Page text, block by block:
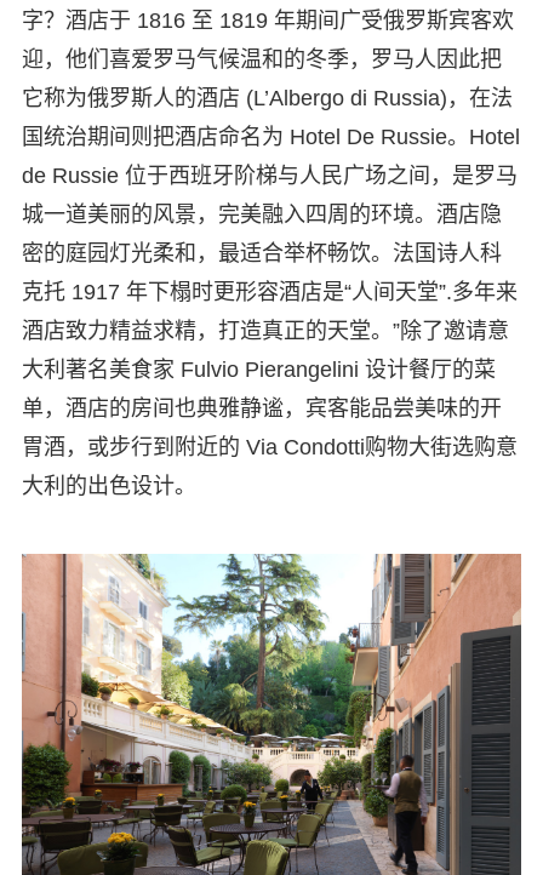
字？酒店于 1816 至 1819 年期间广受俄罗斯宾客欢
迎，他们喜爱罗马气候温和的冬季，罗马人因此把
它称为俄罗斯人的酒店 (L’Albergo di Russia)，在法
国统治期间则把酒店命名为 Hotel De Russie。Hotel
de Russie 位于西班牙阶梯与人民广场之间，是罗马
城一道美丽的风景，完美融入四周的环境。酒店隐
密的庭园灯光柔和，最适合举杯畅饮。法国诗人科
克托 1917 年下榻时更形容酒店是“人间天堂”.多年来
酒店致力精益求精，打造真正的天堂。”除了邀请意
大利著名美食家 Fulvio Pierangelini 设计餐厅的菜
单，酒店的房间也典雅静谧，宾客能品尝美味的开
胃酒，或步行到附近的 Via Condotti购物大街选购意
大利的出色设计。